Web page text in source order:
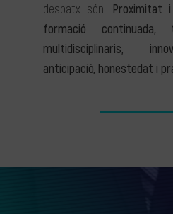
despatx són: Proximitat
formació
multidisciplinaris,
anticipació, honestedat i